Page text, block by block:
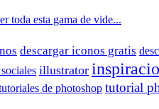
toda esta gama de vide...
descargar iconos gratis
illustrator
de photoshop tutorial